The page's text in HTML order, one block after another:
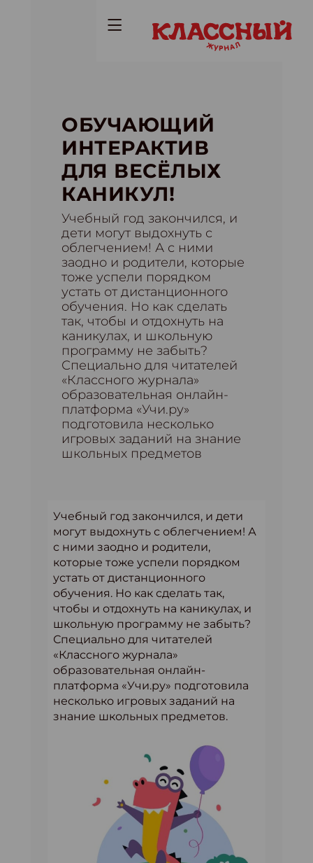
ОБУЧАЮЩИЙ
ИНТЕРАКТИВ
ДЛЯ ВЕСЁЛЫХ
КАНИКУЛ!
Учебный год закончился, и
дети могут выдохнуть с
облегчением! А с ними
заодно и родители, которые
тоже успели порядком
устать от дистанционного
обучения. Но как сделать
так, чтобы и отдохнуть на
каникулах, и школьную
программу не забыть?
Специально для читателей
«Классного журнала»
образовательная онлайн-
платформа «Учи.ру»
подготовила несколько
игровых заданий на знание
школьных предметов
Учебный год закончился, и дети
могут выдохнуть с облегчением! А
с ними заодно и родители,
которые тоже успели порядком
устать от дистанционного
обучения. Но как сделать так,
чтобы и отдохнуть на каникулах, и
школьную программу не забыть?
Специально для читателей
«Классного журнала»
образовательная онлайн-
платформа «Учи.ру» подготовила
несколько игровых заданий на
знание школьных предметов.